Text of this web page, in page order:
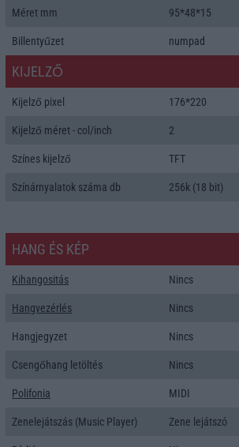
Méret mm 95*48*15
Billentyűzet numpad
KIJELZŐ
Kijelző pixel 176*220
Kijelző méret - col/inch 2
Színes kijelző TFT
Színárnyalatok száma db 256k (18 bit)
HANG ÉS KÉP
Kihangositás Nincs
Hangvezérlés Nincs
Hangjegyzet Nincs
Csengőhang letöltés Nincs
Polifonia MIDI
Zenelejátszás (Music Player) Zene lejátszó